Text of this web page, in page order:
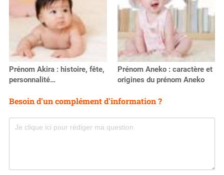
Prénom Akira : histoire, fête,
personnalité…
Prénom Aneko : caractère et
origines du prénom Aneko
Besoin d'un complément d'information ?